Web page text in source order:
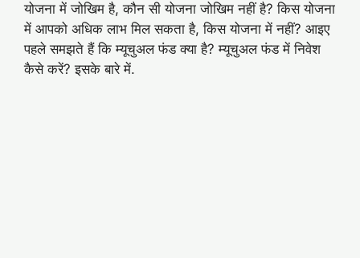
योजना में जोखिम है, कौन सी योजना जोखिम नहीं है? किस योजना
में आपको अधिक लाभ मिल सकता है, किस योजना में नहीं? आइए
पहले समझते हैं कि म्यूचुअल फंड क्या है? म्यूचुअल फंड में निवेश
कैसे करें? इसके बारे में.